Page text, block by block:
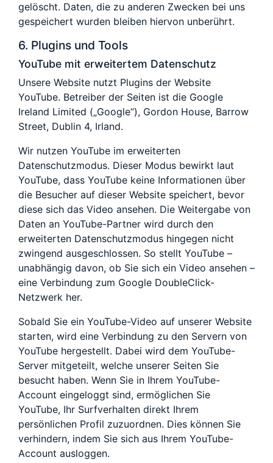
gelöscht. Daten, die zu anderen Zwecken bei uns
gespeichert wurden bleiben hiervon unberührt.
6. Plugins und Tools
YouTube mit erweitertem Datenschutz
Unsere Website nutzt Plugins der Website
YouTube. Betreiber der Seiten ist die Google
Ireland Limited („Google“), Gordon House, Barrow
Street, Dublin 4, Irland.
Wir nutzen YouTube im erweiterten
Datenschutzmodus. Dieser Modus bewirkt laut
YouTube, dass YouTube keine Informationen über
die Besucher auf dieser Website speichert, bevor
diese sich das Video ansehen. Die Weitergabe von
Daten an YouTube-Partner wird durch den
erweiterten Datenschutzmodus hingegen nicht
zwingend ausgeschlossen. So stellt YouTube –
unabhängig davon, ob Sie sich ein Video ansehen –
eine Verbindung zum Google DoubleClick-
Netzwerk her.
Sobald Sie ein YouTube-Video auf unserer Website
starten, wird eine Verbindung zu den Servern von
YouTube hergestellt. Dabei wird dem YouTube-
Server mitgeteilt, welche unserer Seiten Sie
besucht haben. Wenn Sie in Ihrem YouTube-
Account eingeloggt sind, ermöglichen Sie
YouTube, Ihr Surfverhalten direkt Ihrem
persönlichen Profil zuzuordnen. Dies können Sie
verhindern, indem Sie sich aus Ihrem YouTube-
Account ausloggen.